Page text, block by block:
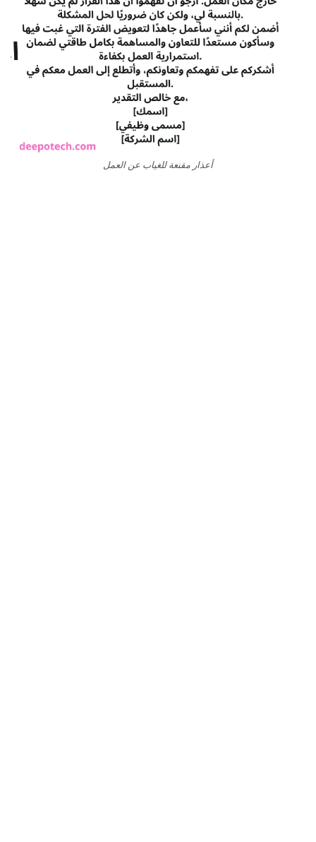
أعذار مقنعة للغياب عن العمل